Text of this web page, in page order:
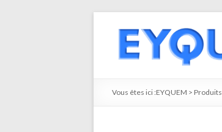
Vous êtes ici :EYQUEM > Produits